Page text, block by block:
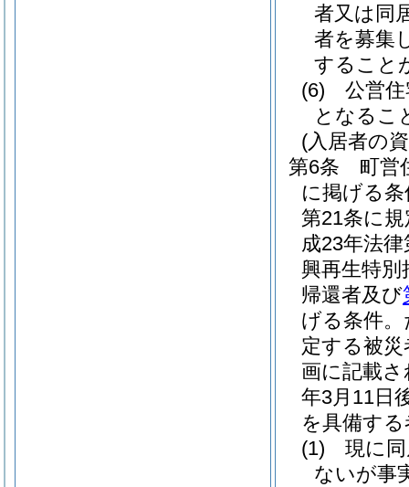
者又は同
者を募集
すること
(6)
公営
となるこ
(入居者の
第6条
町営
に掲げる条
第21条に
成23年法
興再生特別
帰還者及び
げる条件
定する被
画に記載
年3月11日
を具備す
(1)
現に
ないが事